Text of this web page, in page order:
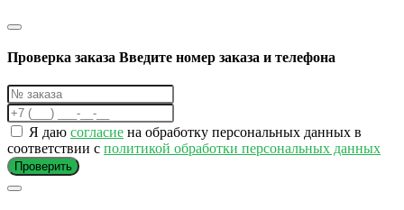
Проверка заказа Введите номер заказа и телефона
Я даю согласие на обработку персональных данных в
соответствии с политикой обработки персональных данных
Проверить